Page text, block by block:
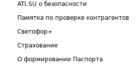
ATI.SU о безопасности
Памятка по проверке контрагентов
Светофор+
Страхование
О формировании Паспорта